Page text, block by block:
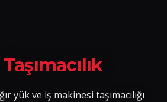
Taşımacılık
yük ve iş makinesi taşımacılığı